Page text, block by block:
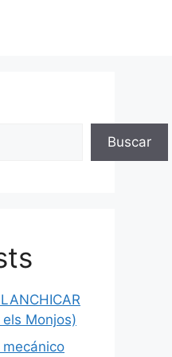
Buscar
Monjos)
mecánico